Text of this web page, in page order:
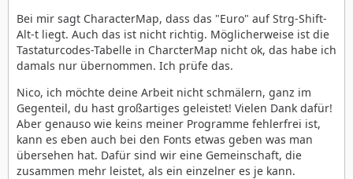
Bei mir sagt CharacterMap, dass das "Euro" auf Strg-Shift-
Alt-t liegt. Auch das ist nicht richtig. Möglicherweise ist die
Tastaturcodes-Tabelle in CharcterMap nicht ok, das habe ich
damals nur übernommen. Ich prüfe das.
Nico, ich möchte deine Arbeit nicht schmälern, ganz im
Gegenteil, du hast großartiges geleistet! Vielen Dank dafür!
Aber genauso wie keins meiner Programme fehlerfrei ist,
kann es eben auch bei den Fonts etwas geben was man
übersehen hat. Dafür sind wir eine Gemeinschaft, die
zusammen mehr leistet, als ein einzelner es je kann.